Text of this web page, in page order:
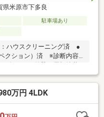
県米原市下多良
駐車場あり
ハウスクリーニング済 ●
クション）済 ※診断内容
年８月：外壁・屋根塗装
原駅（新幹線停車駅）まで
台可能（駐車台数は車種
断（インスペクション）
い。 ■敷地北側に水路あ
水、雑排水-本下水、個別
万円 4LDK